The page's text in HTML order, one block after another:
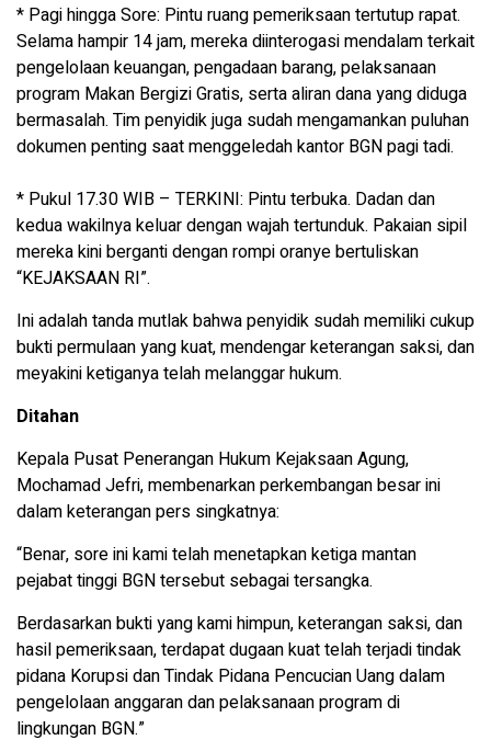
* Pagi hingga Sore: Pintu ruang pemeriksaan tertutup rapat.
Selama hampir 14 jam, mereka diinterogasi mendalam terkait
pengelolaan keuangan, pengadaan barang, pelaksanaan
program Makan Bergizi Gratis, serta aliran dana yang diduga
bermasalah. Tim penyidik juga sudah mengamankan puluhan
dokumen penting saat menggeledah kantor BGN pagi tadi.
* Pukul 17.30 WIB – TERKINI: Pintu terbuka. Dadan dan
kedua wakilnya keluar dengan wajah tertunduk. Pakaian sipil
mereka kini berganti dengan rompi oranye bertuliskan
“KEJAKSAAN RI”.
Ini adalah tanda mutlak bahwa penyidik sudah memiliki cukup
bukti permulaan yang kuat, mendengar keterangan saksi, dan
meyakini ketiganya telah melanggar hukum.
Ditahan
Kepala Pusat Penerangan Hukum Kejaksaan Agung,
Mochamad Jefri, membenarkan perkembangan besar ini
dalam keterangan pers singkatnya:
“Benar, sore ini kami telah menetapkan ketiga mantan
pejabat tinggi BGN tersebut sebagai tersangka.
Berdasarkan bukti yang kami himpun, keterangan saksi, dan
hasil pemeriksaan, terdapat dugaan kuat telah terjadi tindak
pidana Korupsi dan Tindak Pidana Pencucian Uang dalam
pengelolaan anggaran dan pelaksanaan program di
lingkungan BGN.”